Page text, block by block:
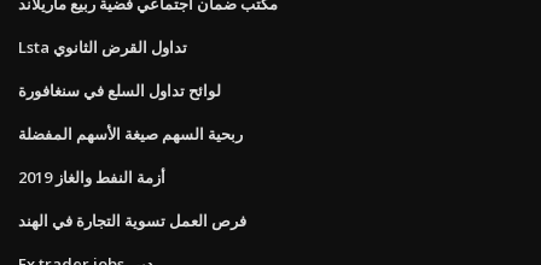
Lsta تداول القرض الثانوي
لوائح تداول السلع في سنغافورة
ربحية السهم صيغة الأسهم المفضلة
أزمة النفط والغاز 2019
فرص العمل تسوية التجارة في الهند